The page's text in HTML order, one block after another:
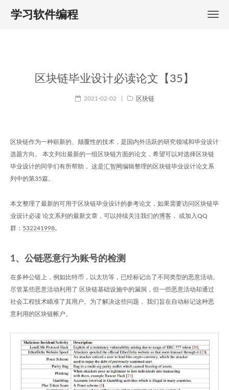
学习软件编程
区块链毕业设计必读论文【35】
2021-02-02 区块链
区块链作为一种崭新的、颠覆性的技术，是国内外活跃的研究领域和毕业设计
选题方向。 本文列出最新的一组区块链方面的论文，希望可以对选择区块链
毕业设计的同学们有所帮助， 这是汇智网编辑整理的区块链毕业设计论文系
列中的第35篇。
本文整理了最新的可用于区块链毕业设计的参考论文，如果需要访问区块链毕
业设计必读 论文系列的最新文章，可以持续关注我们的博客 ， 或加入QQ
群： 532241998。
1、公链恶意行为账号的检测
在多种公链上，例如比特币，以太坊等，已经标记出了不同类型的恶意活动。
尽管某些恶意活动利用了 区块链基础设施中的漏洞，但一些恶意活动却通过
社会工程技术瞄准了其用户。为了解决这些问题， 我们旨在自动标记这种恶
意利用的区块链帐户。